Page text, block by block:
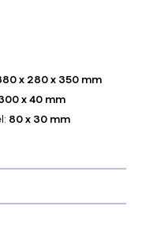
x 280 x 350 mm
x 40 mm
80 x 30 mm